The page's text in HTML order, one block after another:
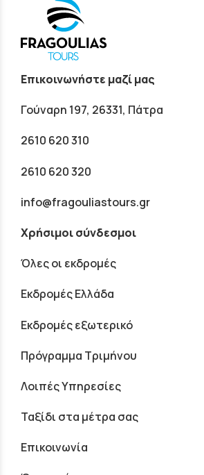
Επικοινωνήστε μαζί μας
Γούναρη 197, 26331, Πάτρα
2610 620 310
2610 620 320
info@fragouliastours.gr
Χρήσιμοι σύνδεσμοι
Όλες οι εκδρομές
Εκδρομές Ελλάδα
Εκδρομές εξωτερικό
Πρόγραμμα Τριμήνου
Λοιπές Υπηρεσίες
Ταξίδι στα μέτρα σας
Επικοινωνία